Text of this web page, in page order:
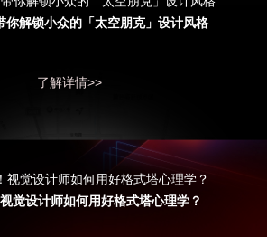
你解锁小众的「太空朋克」设计风格
了解详情>>
觉设计师如何用好格式塔心理学？